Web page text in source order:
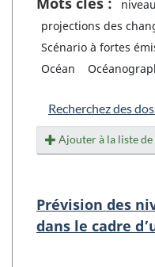
projections des
Scénario à fortes
Océan
Recherchez des
Ajouter à la liste de
Prévision des
dans le cadre